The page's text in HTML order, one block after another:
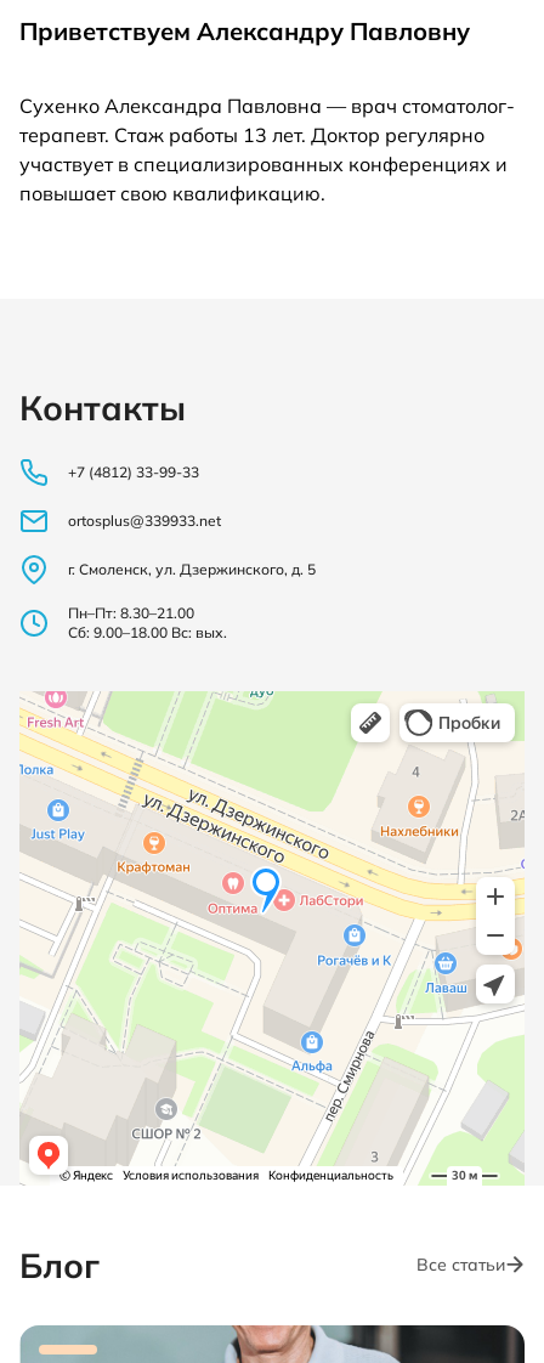
Приветствуем Александру Павловну
Сухенко Александра Павловна — врач стоматолог-
терапевт. Стаж работы 13 лет. Доктор регулярно
участвует в специализированных конференциях и
повышает свою квалификацию.
Контакты
+7 (4812) 33-99-33
ortosplus@339933.net
г. Смоленск, ул. Дзержинского, д. 5
Пн–Пт: 8.30–21.00
Сб: 9.00–18.00 Вс: вых.
Блог Все статьи